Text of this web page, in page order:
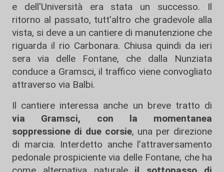
e dell'Università era stata un successo. Il
ritorno al passato, tutt'altro che gradevole alla
vista, si deve a un cantiere di manutenzione che
riguarda il rio Carbonara. Chiusa quindi da ieri
sera via delle Fontane, che dalla Nunziata
conduce a Gramsci, il traffico viene convogliato
attraverso via Balbi.
Il cantiere interessa anche un breve tratto di
via Gramsci, con la momentanea
soppressione di due corsie, una per direzione
di marcia. Interdetto anche l’attraversamento
pedonale prospiciente via delle Fontane, che ha